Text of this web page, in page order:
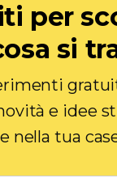
per
si
e idee
nella tua